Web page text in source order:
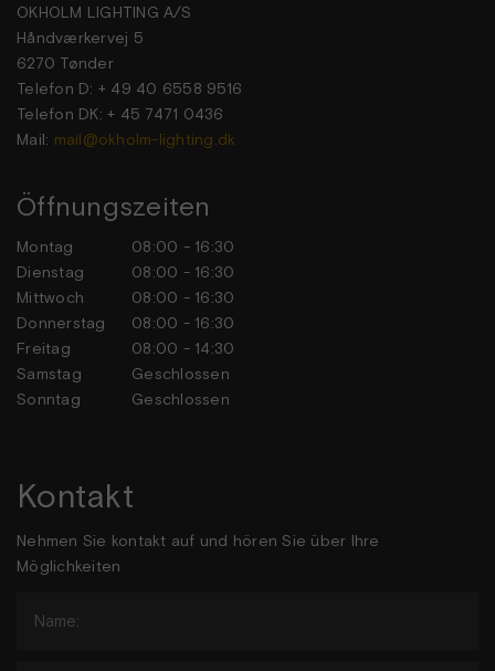
OKHOLM LIGHTING A/S
Håndværkervej 5
6270 Tønder
Telefon D: + 49 40 6558 9516
Telefon DK: + 45 7471 0436
Mail: mail@okholm-lighting.dk
Öffnungszeiten
Montag
08:00 - 16:30
Dienstag
08:00 - 16:30
Mittwoch
08:00 - 16:30
Donnerstag
08:00 - 16:30
Freitag
08:00 - 14:30
Samstag
Geschlossen
Sonntag
Geschlossen
Kontakt
Nehmen Sie kontakt auf und hören Sie über Ihre
Möglichkeiten